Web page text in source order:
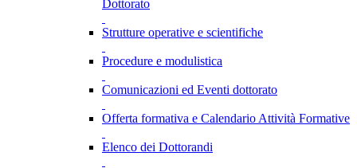
Dottorato
Strutture operative e scientifiche
Procedure e modulistica
Comunicazioni ed Eventi dottorato
Offerta formativa e Calendario Attività Formative
Elenco dei Dottorandi